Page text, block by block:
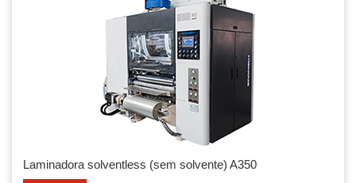
Laminadora solventless (sem solvente) A350